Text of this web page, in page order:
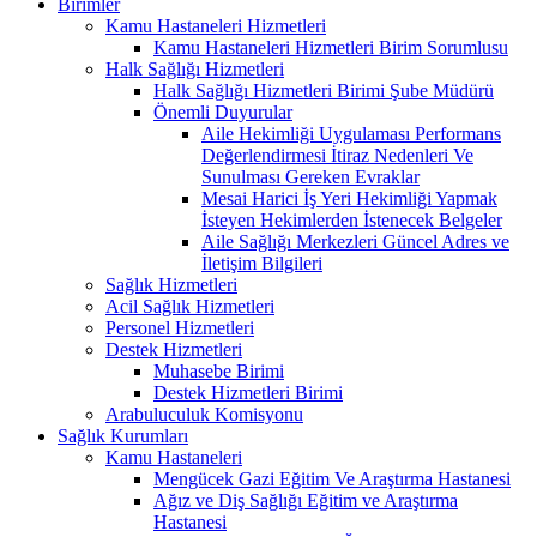
Kamu Hastaneleri Hizmetleri
Kamu Hastaneleri Hizmetleri Birim Sorumlusu
Halk Sağlığı Hizmetleri
Halk Sağlığı Hizmetleri Birimi Şube Müdürü
Önemli Duyurular
Aile Hekimliği Uygulaması Performans
Değerlendirmesi İtiraz Nedenleri Ve
Sunulması Gereken Evraklar
Mesai Harici İş Yeri Hekimliği Yapmak
İsteyen Hekimlerden İstenecek Belgeler
Aile Sağlığı Merkezleri Güncel Adres ve
İletişim Bilgileri
Sağlık Hizmetleri
Acil Sağlık Hizmetleri
Personel Hizmetleri
Destek Hizmetleri
Muhasebe Birimi
Destek Hizmetleri Birimi
Arabuluculuk Komisyonu
Sağlık Kurumları
Kamu Hastaneleri
Mengücek Gazi Eğitim Ve Araştırma Hastanesi
Ağız ve Diş Sağlığı Eğitim ve Araştırma
Hastanesi